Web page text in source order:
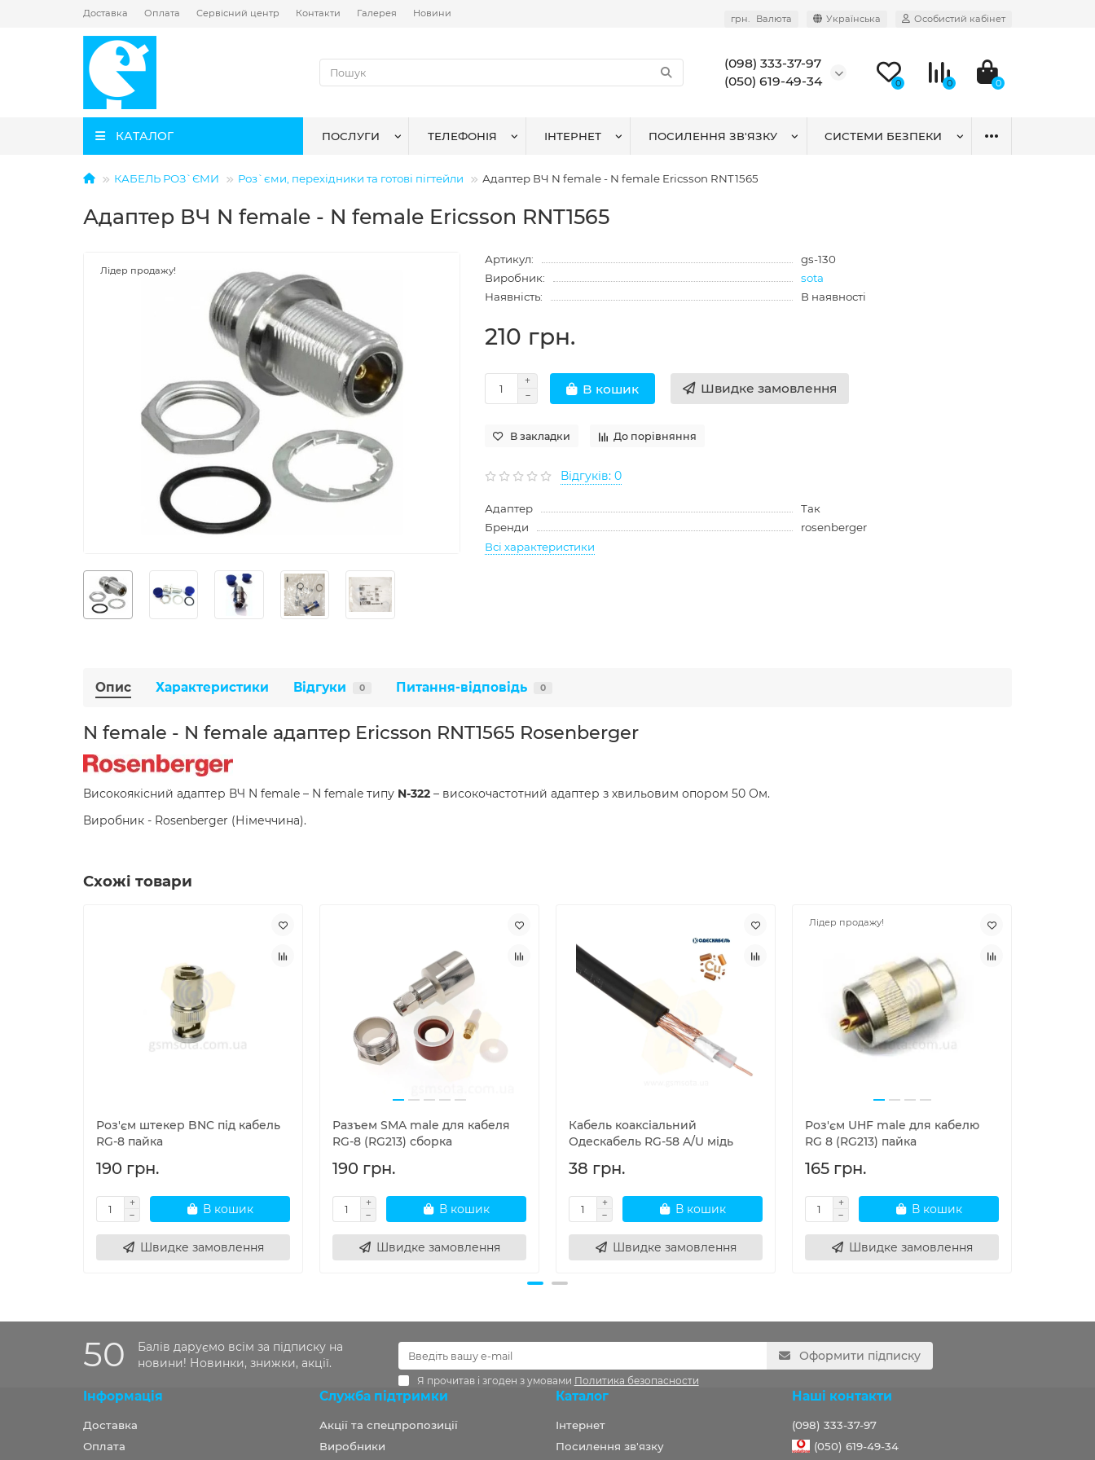
Доставка Оплата Сервісний центр Контакти Галерея Новини грн. Валюта Українська Особистий кабінет
(098) 333-37-97
(050) 619-49-34
0 0 0
КАТАЛОГ ПОСЛУГИ ТЕЛЕФОНІЯ ІНТЕРНЕТ ПОСИЛЕННЯ ЗВ'ЯЗКУ СИСТЕМИ БЕЗПЕКИ
КАБЕЛЬ РОЗ`ЄМИ Роз`єми, перехідники та готові пігтейли Адаптер ВЧ N female - N female Ericsson RNT1565
Адаптер ВЧ N female - N female Ericsson RNT1565
Лідер продажу!
Артикул:
gs-130
Виробник:
sota
Наявність:
В наявності
210 грн.
В кошик Швидке замовлення
В закладки До порівняння
Відгуків: 0
Адаптер
Так
Бренди
rosenberger
Всі характеристики
Опис Характеристики Відгуки 0 Питання-відповідь 0
N female - N female адаптер Ericsson RNT1565 Rosenberger
Високоякісний адаптер ВЧ N female – N female типу N-322 – високочастотний адаптер з хвильовим опором 50 Ом.
Виробник - Rosenberger (Німеччина).
Схожі товари
Роз'єм штекер BNC під кабель
RG-8 пайка
190 грн.
В кошик
Швидке замовлення
Разъем SMA male для кабеля
RG-8 (RG213) сборка
190 грн.
В кошик
Швидке замовлення
Кабель коаксіальний
Одескабель RG-58 A/U мідь
38 грн.
В кошик
Швидке замовлення
Лідер продажу!
Роз'єм UHF male для кабелю
RG 8 (RG213) пайка
165 грн.
В кошик
Швидке замовлення
50
Балів даруємо всім за підписку на
новини! Новинки, знижки, акції.
Оформити підписку
Я прочитав і згоден з умовами Политика безопасности
Інформація
Доставка
Оплата
Служба підтримки
Акції та спецпропозиції
Виробники
Каталог
Інтернет
Посилення зв'язку
Наші контакти
(098) 333-37-97
(050) 619-49-34